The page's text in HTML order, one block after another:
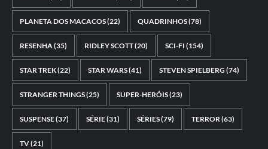
PLANETA DOS MACACOS(22) QUADRINHOS(78)
RESENHA(35) RIDLEY SCOTT(20) SCI-FI (154)
STAR TREK(22) STAR WARS(41) STEVEN SPIELBERG (74)
STRANGER THINGS(25) SUPER-HERÓIS(23)
SUSPENSE(37) SÉRIE(31) SÉRIES(79) TERROR(63)
TV(21)